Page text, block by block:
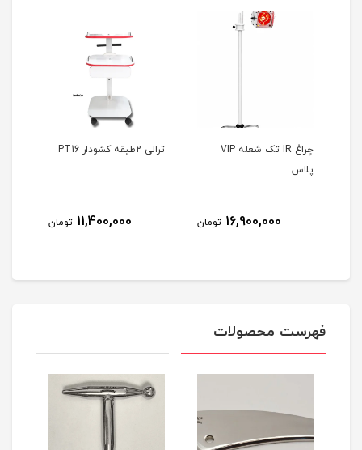
چراغ IR تک شعله VIP
پلاس
16,900,000 تومان
ترالی 2طبقه کشودار PT16
11,400,000 تومان
فهرست محصولات